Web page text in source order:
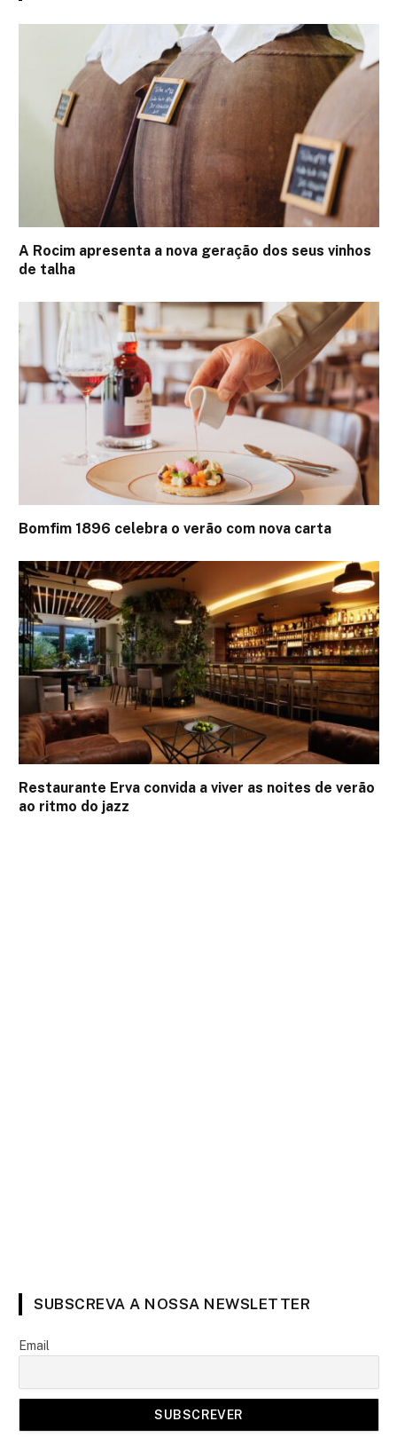
A Rocim apresenta a nova geração dos seus vinhos
de talha
Bomfim 1896 celebra o verão com nova carta
Restaurante Erva convida a viver as noites de verão
ao ritmo do jazz
SUBSCREVA A NOSSA NEWSLETTER
Email